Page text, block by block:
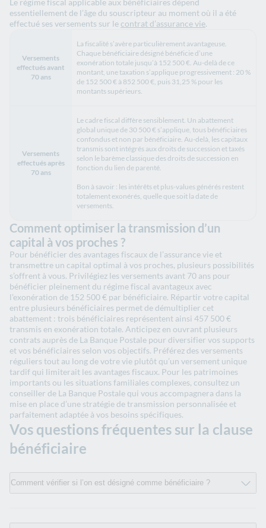
essentiellement de l’âge du souscripteur au moment où il a été
effectué ses versements sur le contrat d’assurance vie.
Versements
effectués avant
70 ans
La fiscalité s’avère particulièrement avantageuse.
Chaque bénéficiaire désigné bénéficie d’une
exonération totale jusqu’à 152 500 €. Au-delà de ce
montant, une taxation s’applique progressivement : 20 %
de 152 500 € à 852 500 €, puis 31,25 % pour les
montants supérieurs.
Versements
effectués après
70 ans
Le cadre fiscal diffère sensiblement. Un abattement
global unique de 30 500 € s’applique, tous bénéficiaires
confondus et non par bénéficiaire. Au-delà, les capitaux
transmis sont intégrés aux droits de succession et taxés
selon le barème classique des droits de succession en
fonction du lien de parenté.
Bon à savoir : les intérêts et plus-values générés restent
totalement exonérés, quelle que soit la date de
versements.
Comment optimiser la transmission d’un
capital à vos proches ?
Pour bénéficier des avantages fiscaux de l’assurance vie et
transmettre un capital optimal à vos proches, plusieurs possibilités
s’offrent à vous. Privilégiez les versements avant 70 ans pour
bénéficier pleinement du régime fiscal avantageux avec
l’exonération de 152 500 € par bénéficiaire. Répartir votre capital
entre plusieurs bénéficiaires permet de démultiplier cet
abattement : trois bénéficiaires représentent ainsi 457 500 €
transmis en exonération totale. Anticipez en ouvrant plusieurs
contrats auprès de La Banque Postale pour diversifier vos supports
et vos bénéficiaires selon vos objectifs. Préférez des versements
réguliers tout au long de votre vie plutôt qu’un versement unique
tardif qui limiterait les avantages fiscaux. Pour les patrimoines
importants ou les situations familiales complexes, consultez un
conseiller de La Banque Postale qui vous accompagnera dans la
mise en place d’une stratégie de transmission personnalisée et
parfaitement adaptée à vos besoins spécifiques.
Vos questions fréquentes sur la clause
bénéficiaire
Comment vérifier si l’on est désigné comme bénéficiaire ?